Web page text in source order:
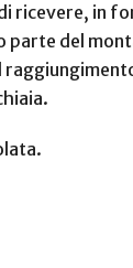
ricevere, in
parte del